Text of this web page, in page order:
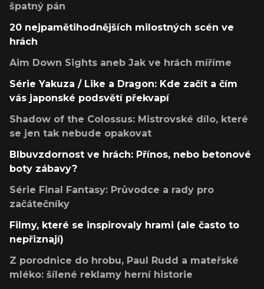
špatný pán
20 nejpamětihodnějších milostných scén ve
hrách
Aim Down Sights aneb Jak ve hrách míříme
Série Yakuza / Like a Dragon: Kde začít a čím
vás japonské podsvětí překvapí
Shadow of the Colossus: Mistrovské dílo, které
se jen tak nebude opakovat
Blbuvzdornost ve hrách: Přínos, nebo betonové
boty zábavy?
Série Final Fantasy: Průvodce a rady pro
začátečníky
Filmy, které se inspirovaly hrami (ale často to
nepřiznají)
Z porodnice do hrobu, Paul Rudd a mateřské
mléko: šílené reklamy herní historie